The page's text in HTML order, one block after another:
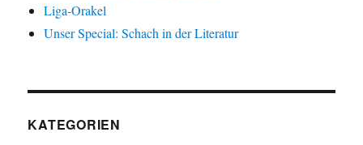
Liga-Orakel
Unser Special: Schach in der Literatur
KATEGORIEN